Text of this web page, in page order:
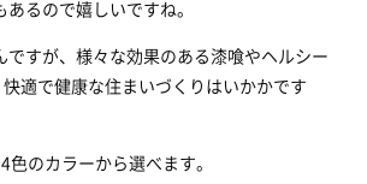
るので嬉しいですね。
ですが、様々な効果のある漆喰やヘルシー
適で健康な住まいづくりはいかかです
色のカラーから選べます。